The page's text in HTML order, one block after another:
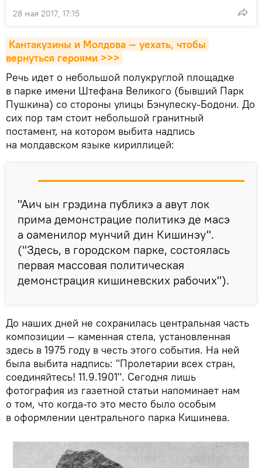
28 мая 2017, 17:15
Кантакузины и Молдова — уехать, чтобы
вернуться героями >>>
Речь идет о небольшой полукруглой площадке
в парке имени Штефана Великого (бывший Парк
Пушкина) со стороны улицы Бэнулеску-Бодони. До
сих пор там стоит небольшой гранитный
постамент, на котором выбита надпись
на молдавском языке кириллицей:
"Аич ын грэдина публикэ а авут лок
прима демонстрацие политикэ де масэ
а оаменилор мунчий дин Кишинэу".
("Здесь, в городском парке, состоялась
первая массовая политическая
демонстрация кишиневских рабочих").
До наших дней не сохранилась центральная часть
композиции — каменная стела, установленная
здесь в 1975 году в честь этого события. На ней
была выбита надпись: "Пролетарии всех стран,
соединяйтесь! 11.9.1901". Сегодня лишь
фотография из газетной статьи напоминает нам
о том, что когда-то это место было особым
в оформлении центрального парка Кишинева.